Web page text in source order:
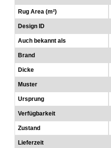
Rug Area (m²)
Design ID
Auch bekannt als
Brand
Dicke
Muster
Ursprung
Verfügbarkeit
Zustand
Lieferzeit